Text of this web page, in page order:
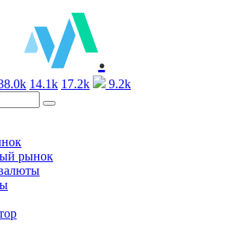
.
14.1k 17.2k 9.2k
рынок